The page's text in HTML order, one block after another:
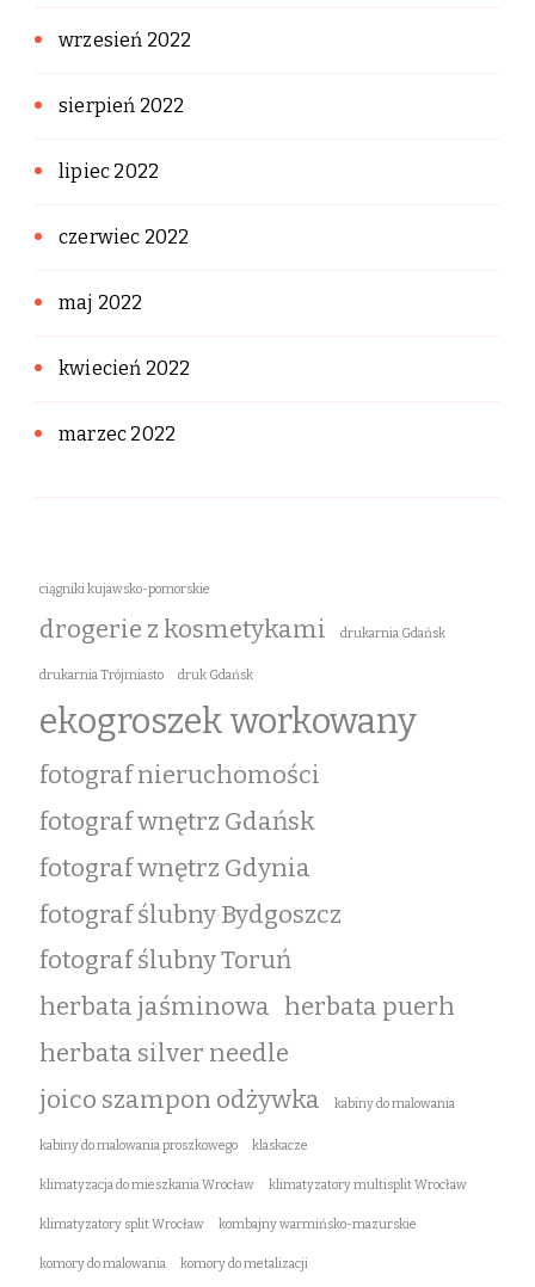
wrzesień 2022
sierpień 2022
lipiec 2022
czerwiec 2022
maj 2022
kwiecień 2022
marzec 2022
ciągniki kujawsko-pomorskie
drogerie z kosmetykami drukarnia Gdańsk
drukarnia Trójmiasto druk Gdańsk
ekogroszek workowany
fotograf nieruchomości
fotograf wnętrz Gdańsk
fotograf wnętrz Gdynia
fotograf ślubny Bydgoszcz
fotograf ślubny Toruń
herbata jaśminowa herbata puerh
herbata silver needle
joico szampon odżywka
kabiny do malowania
kabiny do malowania proszkowego klaskacze
klimatyzacja do mieszkania Wrocław klimatyzatory multisplit Wrocław
klimatyzatory split Wrocław kombajny warmińsko-mazurskie
komory do malowania komory do metalizacji